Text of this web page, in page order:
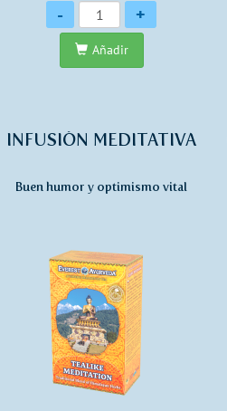
Cantidad
- +
Añadir
INFUSIÓN MEDITATIVA
Buen humor y optimismo vital